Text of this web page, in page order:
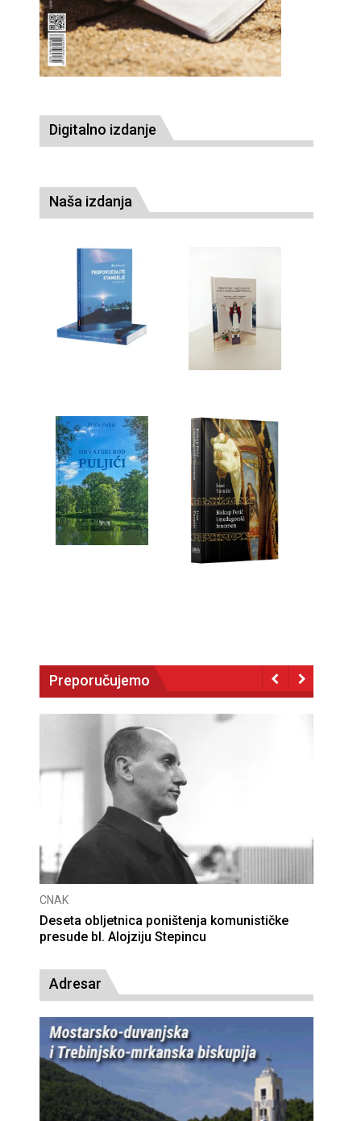
Digitalno izdanje
Naša izdanja
Preporučujemo
CNAK
Deseta obljetnica poništenja komunističke
presude bl. Alojziju Stepincu
Adresar